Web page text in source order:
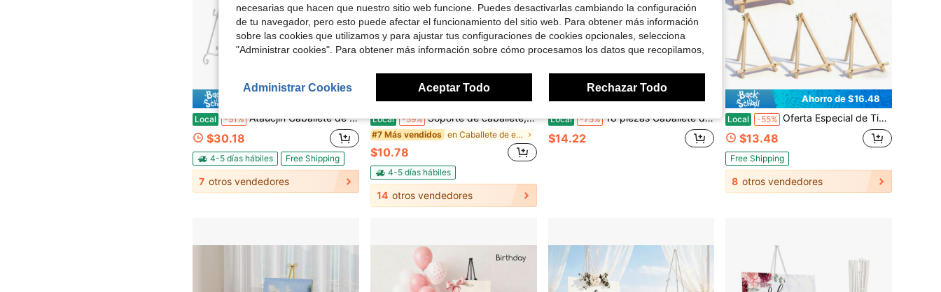
Local -51% Ataucjin Caballete de Metal Vintage, Trípode de Suelo Ajustable con Volutas, Ideal para Carteles de Bienvenida de Bodas, Pósteres, Marcos de Fotos y Obras de Arte, Estante de Exhibición de Decoración del Hogar, 17.32L X 24.4W X 56.81H
$30.18
4-5 días hábiles Free Shipping
7 otros vendedores
Ahorro de $15.82
Local -59% Soporte de caballete, soporte de trípode para letreros, soporte de exhibición de acero ajustable y plegable con base ancha expandible, estante portátil amigable con espacios pequeños para escaparate de tienda minorista, lienzo de arte estudiantil, decoración del hogar de temporada para apartamento, solo para interiores
#7 Más vendidos en Caballete de exhibición
$10.78
4-5 días hábiles
14 otros vendedores
Ahorro de $41.68
Local -75% 18 piezas Caballete de 5 pulgadas, pequeño caballete de madera para pintar lienzos pequeños, manualidades DIY, fotos, regalo, decoración del hogar
$14.22
Ahorro de $16.48
Local -55% Oferta Especial de Tiempo Limitado Paquete de 6 Caballetes de Madera de 9 Pulgadas, Soporte de Caballete de Pintura de Mesa para Lienzo, Foto y Exhibición de Carteles - Caballetes Portátiles de Trípode para Arte y Manualidades para Niños y Adultos
$13.48
Free Shipping
8 otros vendedores
necesarias que hacen que nuestro sitio web funcione. Puedes desactivarlas cambiando la configuración
de tu navegador, pero esto puede afectar el funcionamiento del sitio web. Para obtener más información
sobre las cookies que utilizamos y para ajustar tus configuraciones de cookies opcionales, selecciona
"Administrar cookies". Para obtener más información sobre cómo procesamos los datos que recopilamos,
Administrar Cookies Aceptar Todo Rechazar Todo